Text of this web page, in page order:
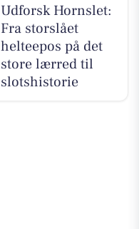
Udforsk Hornslet:
Fra storslået
helteepos på det
store lærred til
slotshistorie